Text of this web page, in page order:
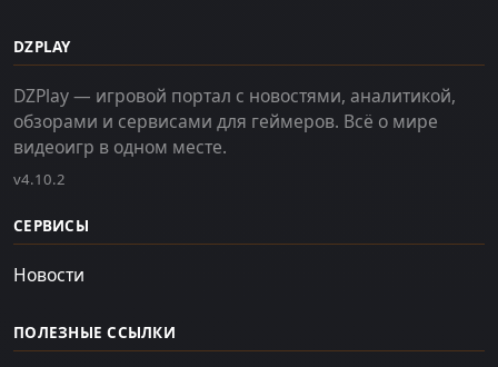
DZPLAY
DZPlay — игровой портал с новостями, аналитикой,
обзорами и сервисами для геймеров. Всё о мире
видеоигр в одном месте.
v4.10.2
СЕРВИСЫ
Новости
ПОЛЕЗНЫЕ ССЫЛКИ